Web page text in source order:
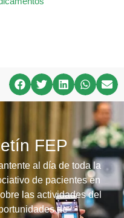
FEP
al día de toda la
de pacientes en
las actividades del
de